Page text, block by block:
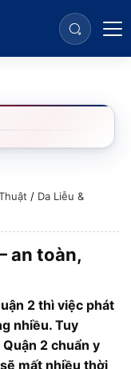
/ Da Liễu &
an toàn,
2 thì việc phát
nhiều. Tuy
2 chuẩn y
mất nhiều thời